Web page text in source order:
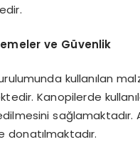
ve Güvenlik
kullanılan
Kanopilerde